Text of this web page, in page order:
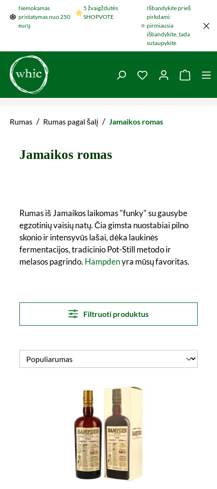
Šokti į pagrindinį turinį
Nemokamas
pristatymas nuo 250
eurų
5 žvaigždutės
SHOPVOTE
Išbandykite prieš
pirkdami:
pirmiausia
išbandykite, tada
sutaupykite
You have 0 wishlist
Rumas / Rumas pagal šalį / Jamaikos romas
Jamaikos romas
Rumas iš Jamaikos laikomas "funky" su gausybe
egzotinių vaisių natų. Čia gimsta nuostabiai pilno
skonio ir intensyvūs lašai, dėka laukinės
fermentacijos, tradicinio Pot-Still metodo ir
melasos pagrindo. Hampdenyra mūsų favoritas.
Filtruoti produktus